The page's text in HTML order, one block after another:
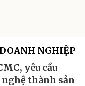
NGHIỆP
yêu cầu
thành sản